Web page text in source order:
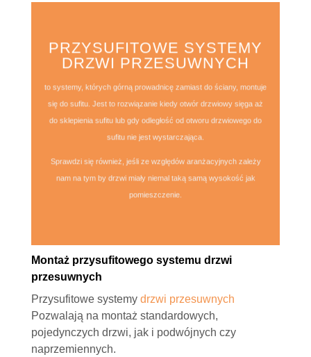
PRZYSUFITOWE SYSTEMY
DRZWI PRZESUWNYCH
to systemy, których górną prowadnicę zamiast do ściany, montuje
się do sufitu. Jest to rozwiązanie kiedy otwór drzwiowy sięga aż
do sklepienia sufitu lub gdy odległość od otworu drzwiowego do
sufitu nie jest wystarczająca.
Sprawdzi się również, jeśli ze względów aranżacyjnych zależy
nam na tym by drzwi miały niemal taką samą wysokość jak
pomieszczenie.
Montaż przysufitowego systemu drzwi
przesuwnych
Przysufitowe systemy drzwi przesuwnych
Pozwalają na montaż standardowych,
pojedynczych drzwi, jak i podwójnych czy
naprzemiennych.